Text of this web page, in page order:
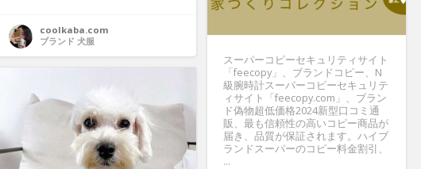
coolkaba.com
ブランド 犬服
スーパーコピーセキュリティサイト
「feecopy」、ブランドコピー、N
級腕時計スーパーコピーセキュリテ
ィサイト「feecopy.com」、ブラン
ド偽物超低価格2024新型口コミ通
販、最も信頼性の高いコピー商品が
届き、品質が保証されます。ハイブ
ランドスーパーのコピー料金割引、
...